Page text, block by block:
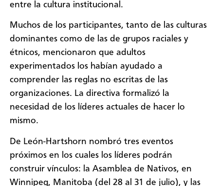
entre la cultura institucional.
Muchos de los participantes, tanto de las culturas
dominantes como de las de grupos raciales y
étnicos, mencionaron que adultos
experimentados los habían ayudado a
comprender las reglas no escritas de las
organizaciones. La directiva formalizó la
necesidad de los líderes actuales de hacer lo
mismo.
De León-Hartshorn nombró tres eventos
próximos en los cuales los líderes podrán
construir vínculos: la Asamblea de Nativos, en
Winnipeg, Manitoba (del 28 al 31 de julio), y las